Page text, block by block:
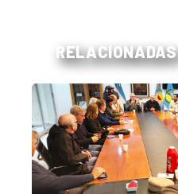
RELACIONADAS